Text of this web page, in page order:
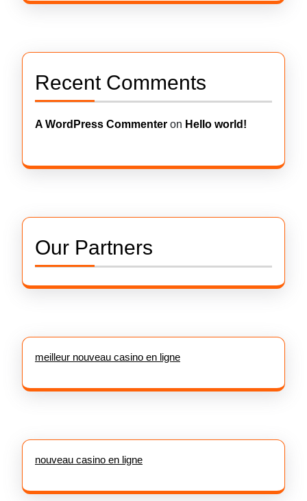
Recent Comments
A WordPress Commenter on Hello world!
Our Partners
meilleur nouveau casino en ligne
nouveau casino en ligne